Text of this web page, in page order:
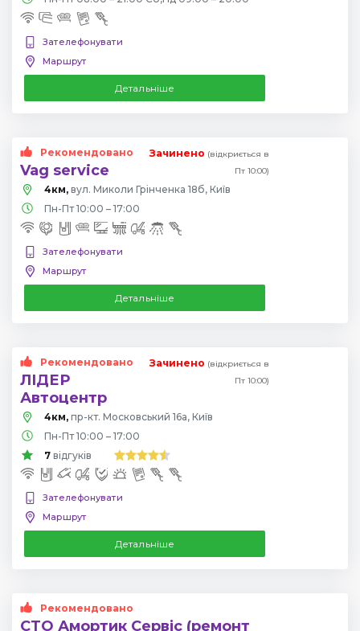
Зателефонувати
Маршрут
Детальніше
Рекомендовано
Vag service
Зачинено (відкриється в
Пт 10:00)
4км, вул. Миколи Грінченка 18б, Київ
Пн-Пт 10:00 – 17:00
Зателефонувати
Маршрут
Детальніше
Рекомендовано
ЛІДЕР
Автоцентр
Зачинено (відкриється в
Пт 10:00)
4км, пр-кт. Московський 16а, Київ
Пн-Пт 10:00 – 17:00
7 відгуків
Зателефонувати
Маршрут
Детальніше
Рекомендовано
СТО Амортик Сервіс (ремонт